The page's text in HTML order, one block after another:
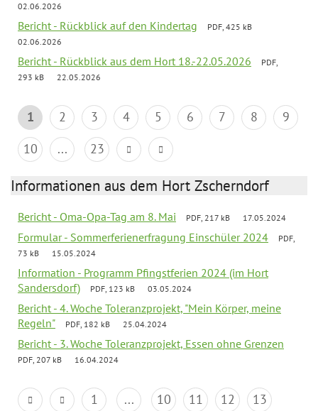
02.06.2026
Bericht - Rückblick auf den Kindertag
PDF, 425 kB
02.06.2026
Bericht - Rückblick aus dem Hort 18.-22.05.2026
PDF,
293 kB
22.05.2026
1 2 3 4 5 6 7 8
9
10
... 23
Informationen aus dem Hort Zscherndorf
Bericht - Oma-Opa-Tag am 8. Mai PDF, 217 kB 17.05.2024
Formular - Sommerferienerfragung Einschüler 2024
PDF,
73 kB
15.05.2024
Information - Programm Pfingstferien 2024 (im Hort
Sandersdorf)
PDF, 123 kB 03.05.2024
Bericht - 4. Woche Toleranzprojekt, "Mein Körper, meine
Regeln"
PDF, 182 kB 25.04.2024
Bericht - 3. Woche Toleranzprojekt, Essen ohne Grenzen
PDF, 207 kB 16.04.2024
1 ... 10 11 12
13